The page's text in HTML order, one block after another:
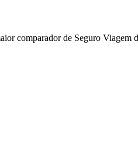
comparador de Seguro Viagem